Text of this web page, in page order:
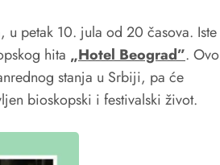
u petak 10. jula od 20 časova. Iste
hita „Hotel Beograd”. Ovo
stanja u Srbiji, pa će
bioskopski i festivalski život.